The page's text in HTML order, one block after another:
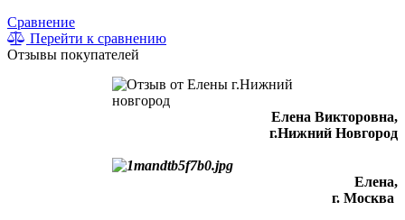
Сравнение
Перейти к сравнению
Отзывы покупателей
Елена Викторовна,
г.Нижний Новгород
Елена,
г. Москва